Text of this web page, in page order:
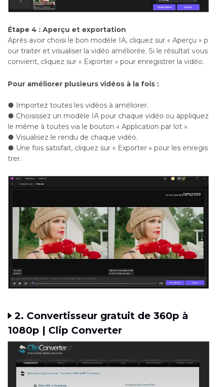
Étape 4 : Aperçu et exportation
Après avoir choisi le bon modèle IA, cliquez sur « Aperçu » p
our traiter et visualiser la vidéo améliorée. Si le résultat vous
convient, cliquez sur « Exporter » pour enregistrer la vidéo.
Pour améliorer plusieurs vidéos à la fois :
● Importez toutes les vidéos à améliorer.
● Choisissez un modèle IA pour chaque vidéo ou appliquez
le même à toutes via le bouton « Application par lot ».
● Visualisez le rendu de chaque vidéo.
● Une fois satisfait, cliquez sur « Exporter » pour les enregis
trer.
2. Convertisseur gratuit de 360p à
1080p | Clip Converter